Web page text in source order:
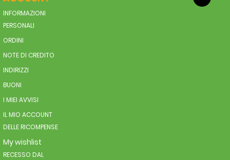
INFORMAZIONI
PERSONALI
ORDINI
NOTE DI CREDITO
INDIRIZZI
BUONI
I MIEI AVVISI
IL MIO ACCOUNT
DELLE RICOMPENSE
My wishlist
RECESSO DAL